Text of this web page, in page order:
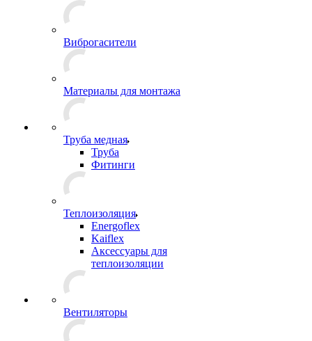
Виброгасители
Материалы для монтажа
Труба медная
Труба
Фитинги
Теплоизоляция
Energoflex
Kaiflex
Аксессуары для
теплоизоляции
Вентиляторы